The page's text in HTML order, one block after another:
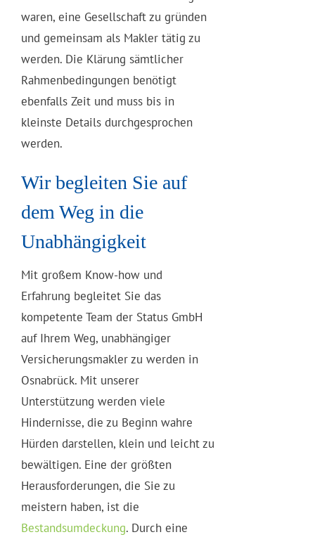
waren, eine Gesellschaft zu gründen
und gemeinsam als Makler tätig zu
werden. Die Klärung sämtlicher
Rahmenbedingungen benötigt
ebenfalls Zeit und muss bis in
kleinste Details durchgesprochen
werden.
Wir begleiten Sie auf
dem Weg in die
Unabhängigkeit
Mit großem Know-how und
Erfahrung begleitet Sie das
kompetente Team der Status GmbH
auf Ihrem Weg, unabhängiger
Versicherungsmakler zu werden in
Osnabrück. Mit unserer
Unterstützung werden viele
Hindernisse, die zu Beginn wahre
Hürden darstellen, klein und leicht zu
bewältigen. Eine der größten
Herausforderungen, die Sie zu
meistern haben, ist die
Bestandsumdeckung. Durch eine